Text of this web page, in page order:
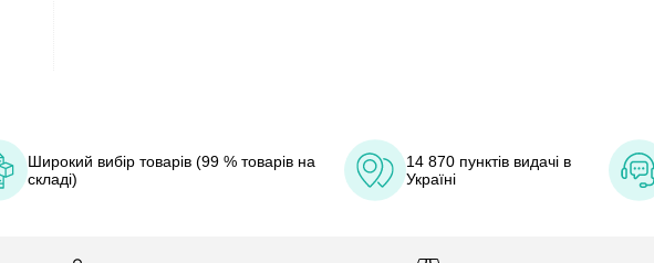
Широкий вибір товарів (99 % товарів на
складі)
14 870 пунктів видачі в
Україні